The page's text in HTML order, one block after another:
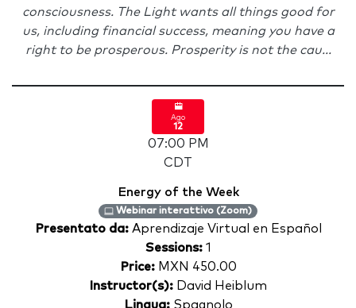
consciousness. The Light wants all things good for
us, including financial success, meaning you have a
right to be prosperous. Prosperity is not the cau...
Ago
12
07:00 PM
CDT
Energy of the Week
Webinar interattivo (Zoom)
Presentato da: Aprendizaje Virtual en Español
Sessions:1
Price:MXN 450.00
Instructor(s): David Heiblum
Lingua:Spagnolo